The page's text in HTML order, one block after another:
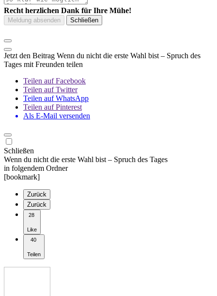
Recht herzlichen Dank für Ihre Mühe!
Jetzt den Beitrag Wenn du nicht die erste Wahl bist – Spruch des
Tages mit Freunden teilen
Teilen auf Facebook
Teilen auf Twitter
Teilen auf WhatsApp
Teilen auf Pinterest
Als E-Mail versenden
Schließen
Wenn du nicht die erste Wahl bist – Spruch des Tages
in folgendem Ordner
[bookmark]
Zurück
Zurück
28
Like
40
Teilen